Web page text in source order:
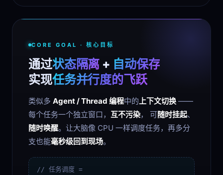
CORE GOAL · 核心目标
通过状态隔离 + 自动保存
实现任务并行度的飞跃
类似多 Agent / Thread 编程中的上下文切换 ——
每个任务一个独立窗口， 互不污染， 可随时挂起、
随时唤醒。让大脑像 CPU 一样调度任务，再多分
支也能毫秒级回到现场。
// 任务调度 =